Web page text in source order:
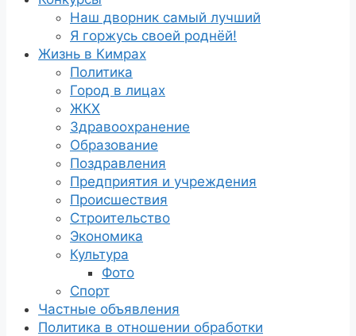
Наш дворник самый лучший
Я горжусь своей роднёй!
Жизнь в Кимрах
Политика
Город в лицах
ЖКХ
Здравоохранение
Образование
Поздравления
Предприятия и учреждения
Происшествия
Строительство
Экономика
Культура
Фото
Спорт
Частные объявления
Политика в отношении обработки